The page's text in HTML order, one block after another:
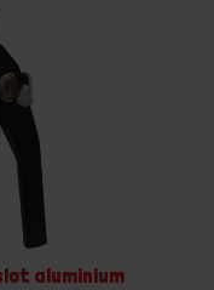
aluminium